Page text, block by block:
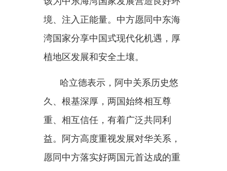
决当前中东危机作出积极努力。阿
恢复地区和平稳定，维护国际航运
安全，防止对全球经济和能源安全
造成更大影响。阿方将切实保护在
阿中国公民和机构安全。
王毅参加会见。
分享：